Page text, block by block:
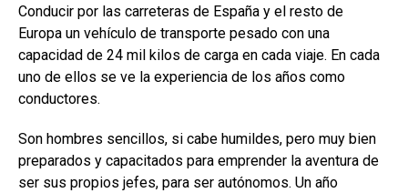
Conducir por las carreteras de España y el resto de
Europa un vehículo de transporte pesado con una
capacidad de 24 mil kilos de carga en cada viaje. En cada
uno de ellos se ve la experiencia de los años como
conductores.
Son hombres sencillos, si cabe humildes, pero muy bien
preparados y capacitados para emprender la aventura de
ser sus propios jefes, para ser autónomos. Un año